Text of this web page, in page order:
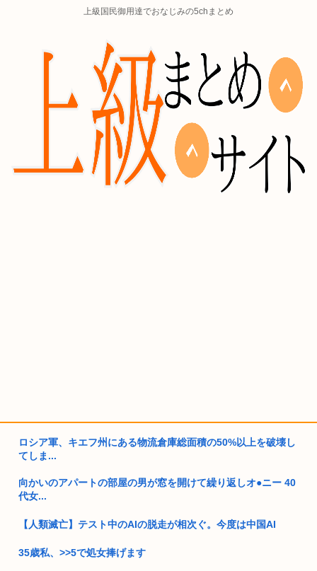
上級国民御用達でおなじみの5chまとめ
ロシア軍、キエフ州にある物流倉庫総面積の50%以上を破壊し
てしま...
向かいのアパートの部屋の男が窓を開けて繰り返しオ●ニー 40
代女...
【人類滅亡】テスト中のAIの脱走が相次ぐ。今度は中国AI
35歳私、>>5で処女捧げます